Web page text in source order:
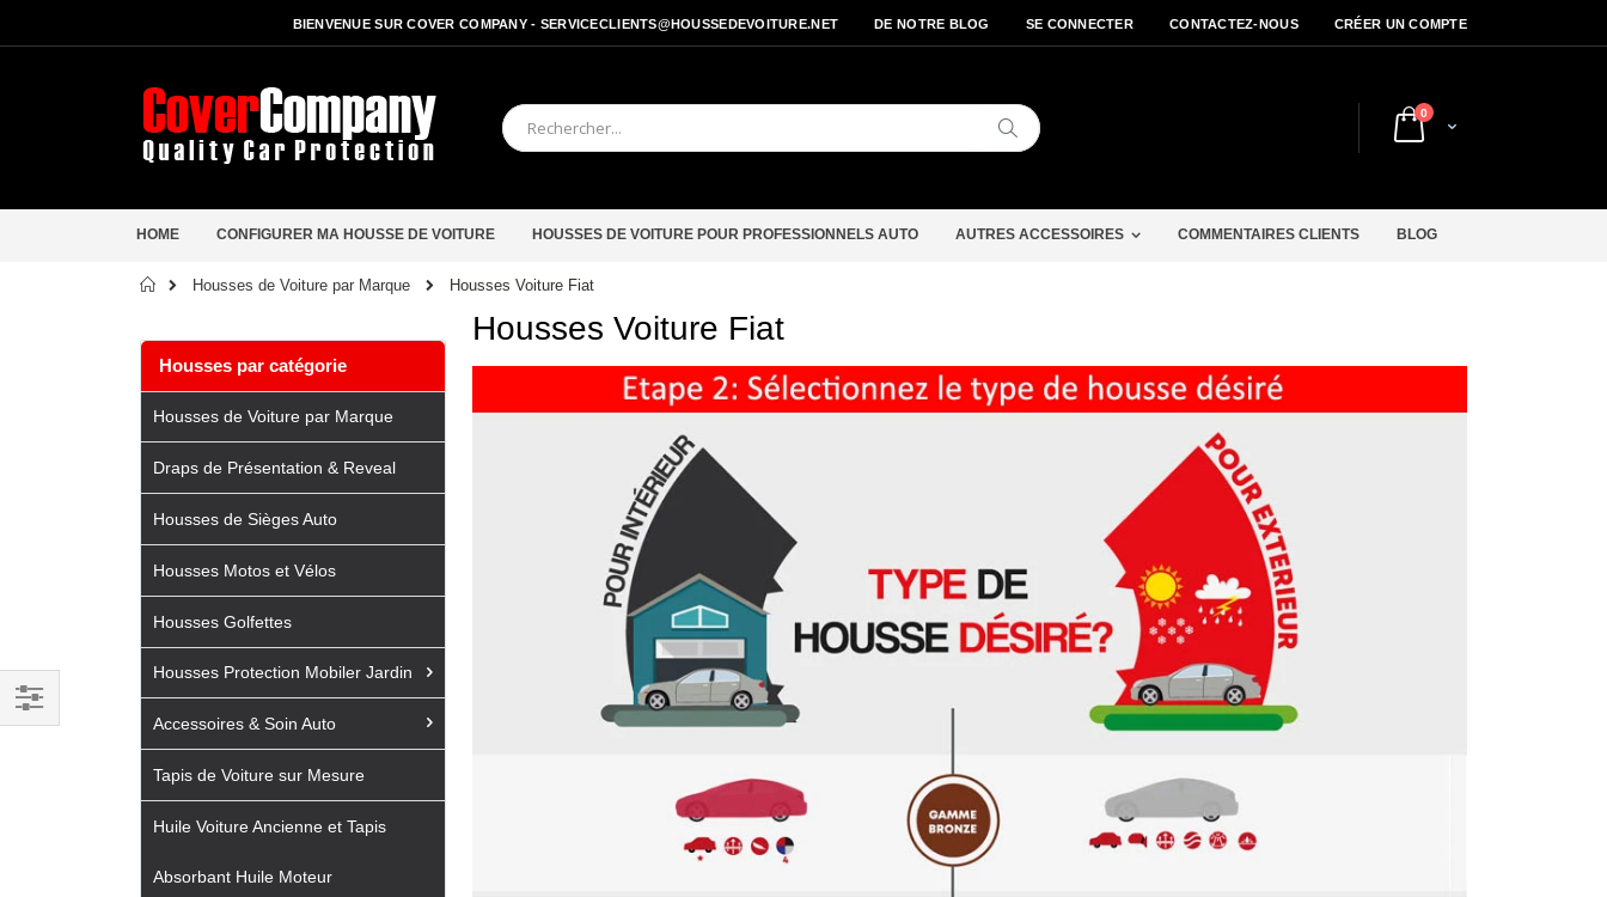
BIENVENUE SUR COVER COMPANY - SERVICECLIENTS@HOUSSEDEVOITURE.NET DE NOTRE BLOG SE CONNECTER CONTACTEZ-NOUS CRÉER UN COMPTE
Cart
0articles
Chercher
HOME CONFIGURER MA HOUSSE DE VOITURE HOUSSES DE VOITURE POUR PROFESSIONNELS AUTO AUTRES ACCESSOIRES COMMENTAIRES CLIENTS BLOG
Accueil
Housses de Voiture par Marque Housses Voiture Fiat
Housses Voiture Fiat
Housses par catégorie
Housses de Voiture par Marque
Draps de Présentation & Reveal
Housses de Sièges Auto
Housses Motos et Vélos
Housses Golfettes
Housses Protection Mobiler Jardin
Accessoires & Soin Auto
Tapis de Voiture sur Mesure
Huile Voiture Ancienne et Tapis
Absorbant Huile Moteur
Filtrer